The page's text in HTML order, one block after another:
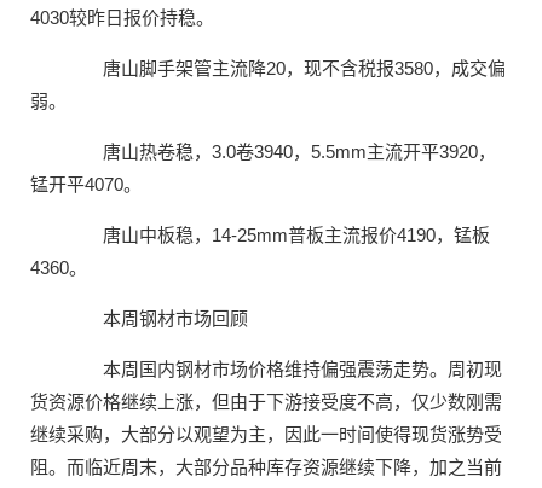
4030较昨日报价持稳。
唐山脚手架管主流降20，现不含税报3580，成交偏
弱。
唐山热卷稳，3.0卷3940，5.5mm主流开平3920，
锰开平4070。
唐山中板稳，14-25mm普板主流报价4190，锰板
4360。
本周钢材市场回顾
本周国内钢材市场价格维持偏强震荡走势。周初现
货资源价格继续上涨，但由于下游接受度不高，仅少数刚需
继续采购，大部分以观望为主，因此一时间使得现货涨势受
阻。而临近周末，大部分品种库存资源继续下降，加之当前